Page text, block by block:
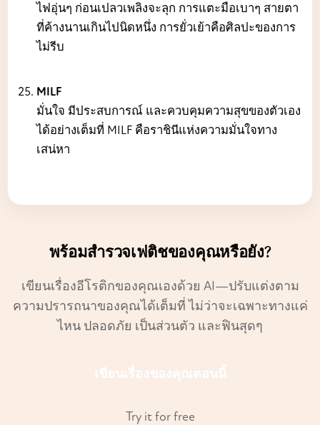
ไฟอุ่นๆ ก่อนเปลวเพลิงจะลุก การแตะมือเบาๆ สายตา
ที่ค้างนานเกินไปนิดหนึ่ง การยั่วเย้าคือศิลปะของการ
ไม่รีบ
MILF
มั่นใจ มีประสบการณ์ และควบคุมความสุขของตัวเอง
ได้อย่างเต็มที่ MILF คือราชินีแห่งความมั่นใจทาง
เสน่หา
พร้อมสำรวจเฟติชของคุณหรือยัง?
เขียนเรื่องอีโรติกของคุณเองด้วย AI—ปรับแต่งตาม
ความปรารถนาของคุณได้เต็มที่ ไม่ว่าจะเฉพาะทางแค่
ไหน ปลอดภัย เป็นส่วนตัว และฟินสุดๆ
เขียนเรื่องของคุณตอนนี้
Try it for free